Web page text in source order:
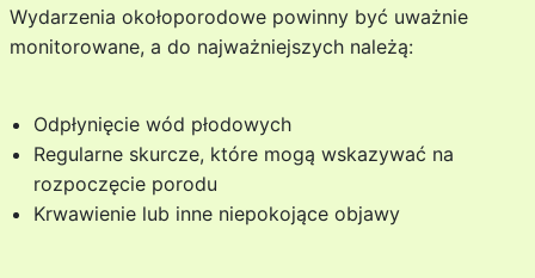
Wydarzenia okołoporodowe powinny być uważnie
monitorowane, a do najważniejszych należą:
Odpłynięcie wód płodowych
Regularne skurcze, które mogą wskazywać na
rozpoczęcie porodu
Krwawienie lub inne niepokojące objawy